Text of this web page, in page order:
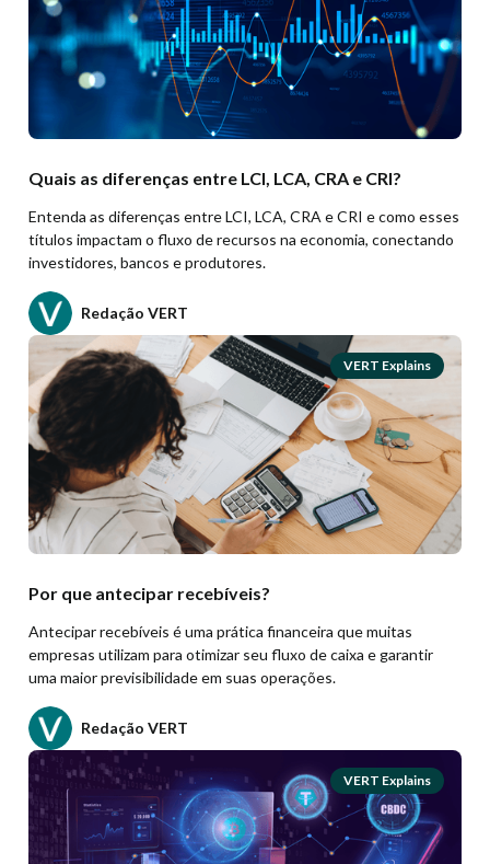
Quais as diferenças entre LCI, LCA, CRA e CRI?
Entenda as diferenças entre LCI, LCA, CRA e CRI e como esses
títulos impactam o fluxo de recursos na economia, conectando
investidores, bancos e produtores.
Redação VERT
VERT Explains
Por que antecipar recebíveis?
Antecipar recebíveis é uma prática financeira que muitas
empresas utilizam para otimizar seu fluxo de caixa e garantir
uma maior previsibilidade em suas operações.
Redação VERT
VERT Explains